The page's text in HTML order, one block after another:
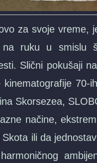
za svoje vreme,
ruku u smislu
Slični pokušaji
70-
Skorsezea,
načine,
ili da
harmoničnog